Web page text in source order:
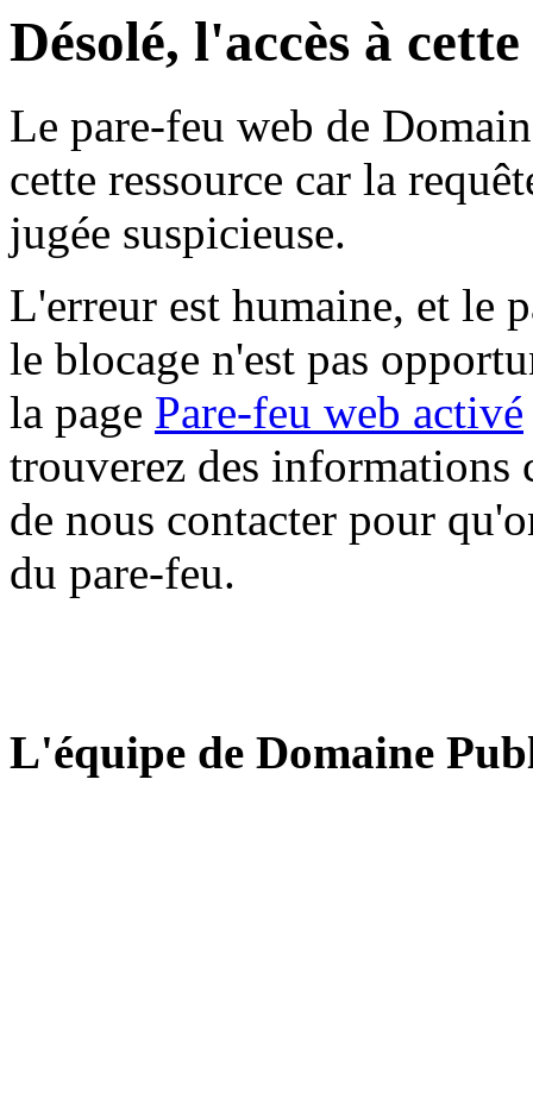
Désolé, l'accès à
Le pare-feu web de
cette ressource car la
jugée suspicieuse.
L'erreur est humaine, et le
le blocage n'est pas
la page Pare-feu web activé
trouverez des informations
de nous contacter pour
du pare-feu.
L'équipe de Domaine